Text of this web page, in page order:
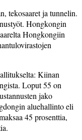
tekosaaret ja tunnelin.
Hongkongin
Hongkongiin
Kiinan
Loput 55 on
jako
aluehallinto eli
45 prosenttia,